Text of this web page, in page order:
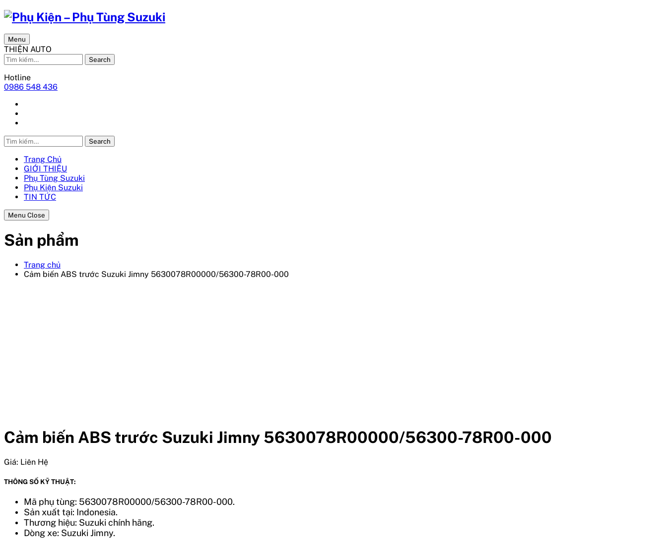
Menu
THIỆN AUTO
Search
Hotline
0986 548 436
Search
Trang Chủ
GIỚI THIỆU
Phụ Tùng Suzuki
Phụ Kiện Suzuki
TIN TỨC
Menu Close
Sản phẩm
Trang chủ
Cảm biến ABS trước Suzuki Jimny 5630078R00000/56300-78R00-000
Cảm biến ABS trước Suzuki Jimny 5630078R00000/56300-78R00-000
Giá: Liên Hệ
THÔNG SỐ KỸ THUẬT:
Mã phụ tùng: 5630078R00000/56300-78R00-000.
Sản xuất tại: Indonesia.
Thương hiệu: Suzuki chính hãng.
Dòng xe: Suzuki Jimny.